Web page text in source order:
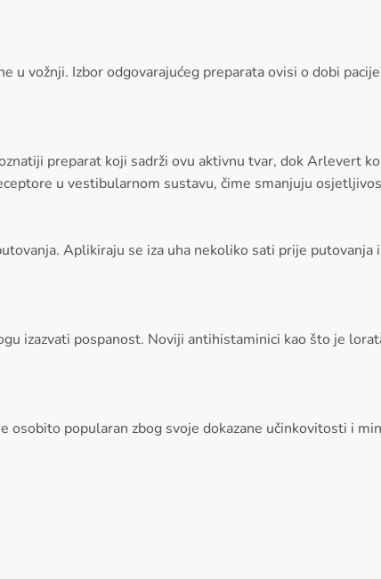
vožnji. Izbor odgovarajućeg preparata ovisi o dobi
preparat koji sadrži ovu aktivnu tvar, dok Arlevert
u vestibularnom sustavu, čime smanjuju
Aplikiraju se iza uha nekoliko sati prije putovanja
izazvati pospanost. Noviji antihistaminici kao što je
popularan zbog svoje dokazane učinkovitosti i